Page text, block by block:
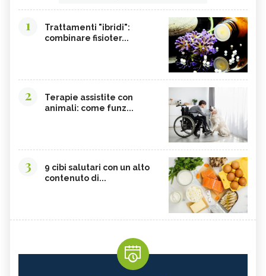
1
Trattamenti "ibridi":
combinare fisioter...
2
Terapie assistite con
animali: come funz...
3
9 cibi salutari con un alto
contenuto di...